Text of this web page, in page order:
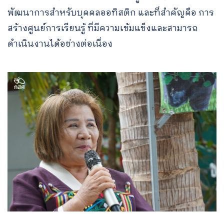
พัฒนาการสำหรับบุคคลออทิสติก และที่สำคัญคือ การ
สร้างศูนย์การเรียนรู้ ที่มีความเข้มแข็งและสามารถ
ดำเนินงานได้อย่างต่อเนื่อง